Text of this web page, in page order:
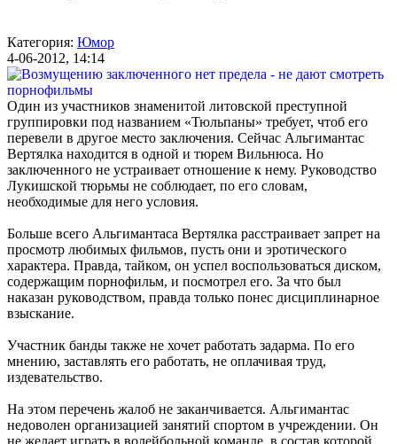
Категория: Юмор
4-06-2012, 14:14
Один из участников знаменитой литовской преступной
группировки под названием «Тюльпаны» требует, чтоб его
перевели в другое место заключения. Сейчас Альгимантас
Вертялка находится в одной и тюрем Вильнюса. Но
заключенного не устраивает отношение к нему. Руководство
Лукишской тюрьмы не соблюдает, по его словам,
необходимые для него условия.
Больше всего Альгимантаса Вертялка расстраивает запрет на
просмотр любимых фильмов, пусть они и эротического
характера. Правда, тайком, он успел воспользоваться диском,
содержащим порнофильм, и посмотрел его. За что был
наказан руководством, правда только понес дисциплинарное
взыскание.
Участник банды также не хочет работать задарма. По его
мнению, заставлять его работать, не оплачивая труд,
издевательство.
На этом перечень жалоб не заканчивается. Альгимантас
недоволен организацией занятий спортом в учреждении. Он
не желает играть в волейбольной команде, в состав которой